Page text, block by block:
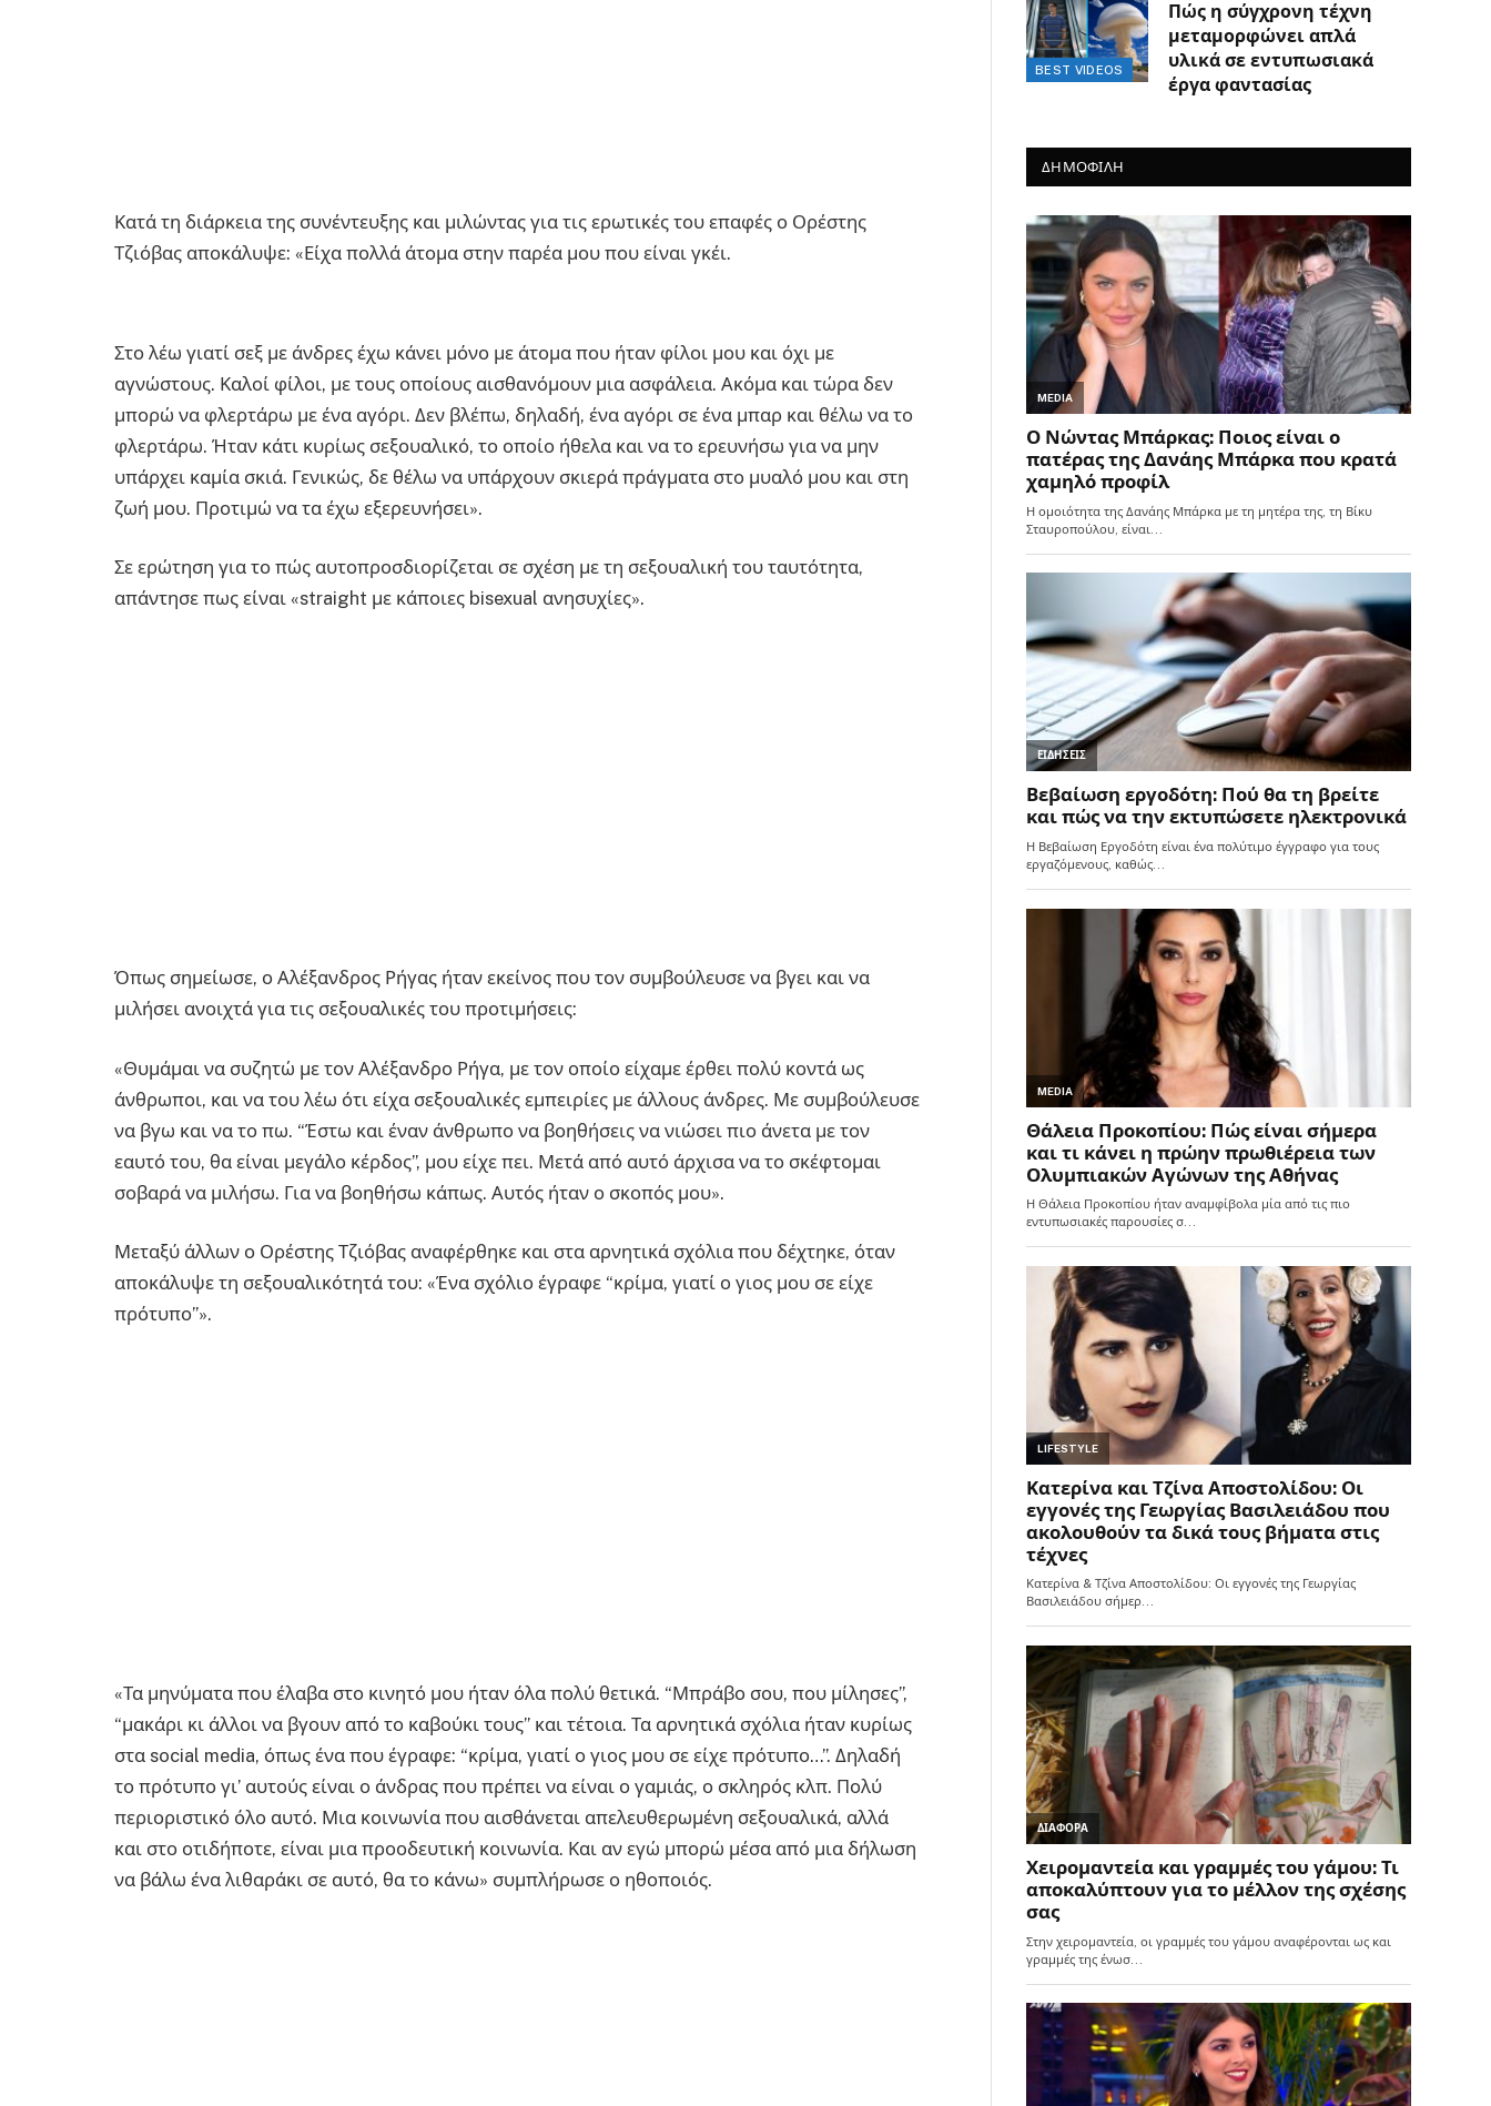
Κατά τη διάρκεια της συνέντευξης και μιλώντας για τις ερωτικές του επαφές ο Ορέστης
Τζιόβας αποκάλυψε: «Είχα πολλά άτομα στην παρέα μου που είναι γκέι.
Στο λέω γιατί σεξ με άνδρες έχω κάνει μόνο με άτομα που ήταν φίλοι μου και όχι με
αγνώστους. Καλοί φίλοι, με τους οποίους αισθανόμουν μια ασφάλεια. Ακόμα και τώρα δεν
μπορώ να φλερτάρω με ένα αγόρι. Δεν βλέπω, δηλαδή, ένα αγόρι σε ένα μπαρ και θέλω να το
φλερτάρω. Ήταν κάτι κυρίως σεξουαλικό, το οποίο ήθελα και να το ερευνήσω για να μην
υπάρχει καμία σκιά. Γενικώς, δε θέλω να υπάρχουν σκιερά πράγματα στο μυαλό μου και στη
ζωή μου. Προτιμώ να τα έχω εξερευνήσει».
Σε ερώτηση για το πώς αυτοπροσδιορίζεται σε σχέση με τη σεξουαλική του ταυτότητα,
απάντησε πως είναι «straight με κάποιες bisexual ανησυχίες».
Όπως σημείωσε, ο Αλέξανδρος Ρήγας ήταν εκείνος που τον συμβούλευσε να βγει και να
μιλήσει ανοιχτά για τις σεξουαλικές του προτιμήσεις:
«Θυμάμαι να συζητώ με τον Αλέξανδρο Ρήγα, με τον οποίο είχαμε έρθει πολύ κοντά ως
άνθρωποι, και να του λέω ότι είχα σεξουαλικές εμπειρίες με άλλους άνδρες. Με συμβούλευσε
να βγω και να το πω. “Έστω και έναν άνθρωπο να βοηθήσεις να νιώσει πιο άνετα με τον
εαυτό του, θα είναι μεγάλο κέρδος”, μου είχε πει. Μετά από αυτό άρχισα να το σκέφτομαι
σοβαρά να μιλήσω. Για να βοηθήσω κάπως. Αυτός ήταν ο σκοπός μου».
Μεταξύ άλλων ο Ορέστης Τζιόβας αναφέρθηκε και στα αρνητικά σχόλια που δέχτηκε, όταν
αποκάλυψε τη σεξουαλικότητά του: «Ένα σχόλιο έγραφε “κρίμα, γιατί ο γιος μου σε είχε
πρότυπο”».
«Τα μηνύματα που έλαβα στο κινητό μου ήταν όλα πολύ θετικά. “Μπράβο σου, που μίλησες”,
“μακάρι κι άλλοι να βγουν από το καβούκι τους” και τέτοια. Τα αρνητικά σχόλια ήταν κυρίως
στα social media, όπως ένα που έγραφε: “κρίμα, γιατί ο γιος μου σε είχε πρότυπο…”. Δηλαδή
το πρότυπο γι’ αυτούς είναι ο άνδρας που πρέπει να είναι ο γαμιάς, ο σκληρός κλπ. Πολύ
περιοριστικό όλο αυτό. Μια κοινωνία που αισθάνεται απελευθερωμένη σεξουαλικά, αλλά
και στο οτιδήποτε, είναι μια προοδευτική κοινωνία. Και αν εγώ μπορώ μέσα από μια δήλωση
να βάλω ένα λιθαράκι σε αυτό, θα το κάνω» συμπλήρωσε ο ηθοποιός.
BEST VIDEOS
Πώς η σύγχρονη τέχνη
μεταμορφώνει απλά
υλικά σε εντυπωσιακά
έργα φαντασίας
ΔΗΜΟΦΙΛΗ